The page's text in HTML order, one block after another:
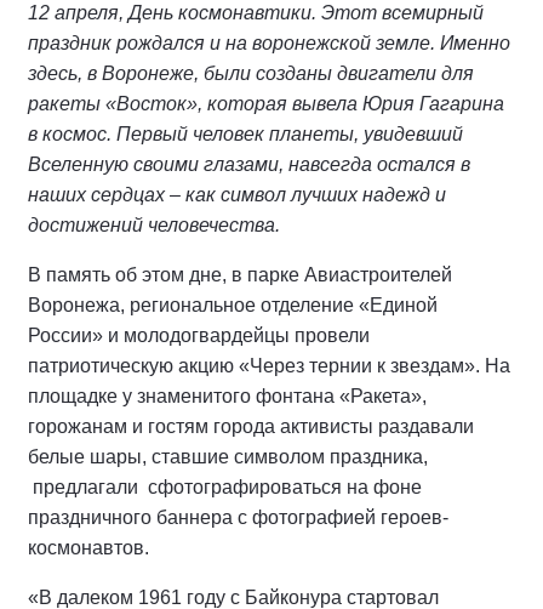
12 апреля, День космонавтики. Этот всемирный
праздник рождался и на воронежской земле. Именно
здесь, в Воронеже, были созданы двигатели для
ракеты «Восток», которая вывела Юрия Гагарина
в космос. Первый человек планеты, увидевший
Вселенную своими глазами, навсегда остался в
наших сердцах – как символ лучших надежд и
достижений человечества.
В память об этом дне, в парке Авиастроителей
Воронежа, региональное отделение «Единой
России» и молодогвардейцы провели
патриотическую акцию «Через тернии к звездам». На
площадке у знаменитого фонтана «Ракета»,
горожанам и гостям города активисты раздавали
белые шары, ставшие символом праздника,
предлагали сфотографироваться на фоне
праздничного баннера с фотографией героев-
космонавтов.
«В далеком 1961 году с Байконура стартовал